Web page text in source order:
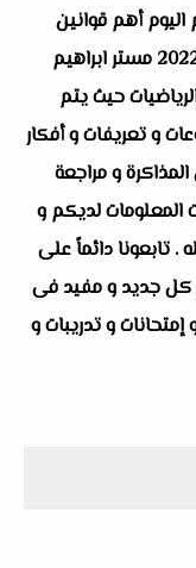
أهم قوانين
الرياضيات للصف الاول الثانوى الترم الاول 2022 مستر ابراهيم
حيث يتم
و تعريفات و أفكار
و مراجعة
المعلومات لديكم و
. تابعونا دائماً على
جديد و مفيد فى
و تدريبات و